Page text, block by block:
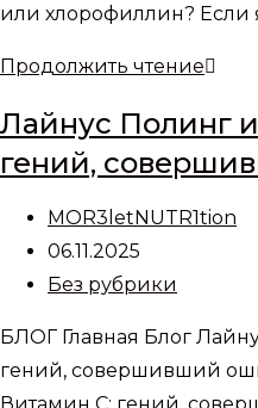
или хлорофиллин? Если
Продолжить чтениеЧто
и
в
или
Лайнус Полинг
гений,
Автор
записи:
MOR3letNUTR1tion
Запись
опубликована:
06.11.2025
Рубрика
Без рубрики
БЛОГ Главная Блог
гений, совершивший